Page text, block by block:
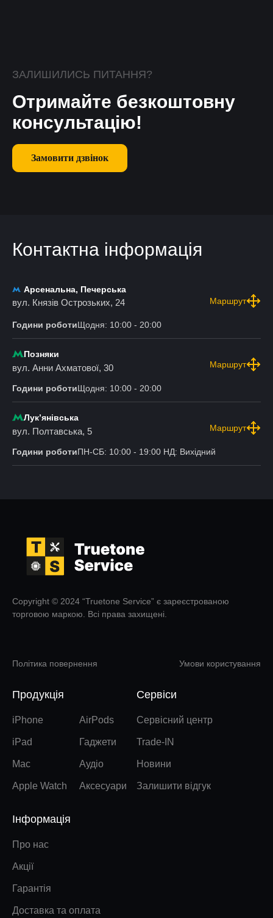
ЗАЛИШИЛИСЬ ПИТАННЯ?
Отримайте безкоштовну
консультацію!
Замовити дзвінок
Контактна інформація
Арсенальна, Печерська
вул. Князів Острозьких, 24 Маршрут
Години роботиЩодня: 10:00 - 20:00
Позняки
вул. Анни Ахматової, 30 Маршрут
Години роботиЩодня: 10:00 - 20:00
Лукʼянівська
вул. Полтавська, 5 Маршрут
Години роботиПН-СБ: 10:00 - 19:00 НД: Вихідний
Copyright © 2024 “Truetone Service” є зареєстрованою
торговою маркою. Всі права захищені.
Політика повернення Умови користування
Продукція
iPhone
iPad
Mac
Apple Watch
AirPods
Гаджети
Аудіо
Аксесуари
Сервіси
Сервісний центр
Trade-IN
Новини
Залишити відгук
Інформація
Про нас
Акції
Гарантія
Доставка та оплата